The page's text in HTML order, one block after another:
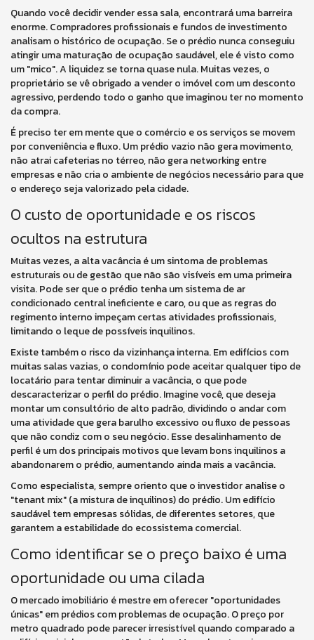
Quando você decidir vender essa sala, encontrará uma barreira
enorme. Compradores profissionais e fundos de investimento
analisam o histórico de ocupação. Se o prédio nunca conseguiu
atingir uma maturação de ocupação saudável, ele é visto como
um "mico". A liquidez se torna quase nula. Muitas vezes, o
proprietário se vê obrigado a vender o imóvel com um desconto
agressivo, perdendo todo o ganho que imaginou ter no momento
da compra.
É preciso ter em mente que o comércio e os serviços se movem
por conveniência e fluxo. Um prédio vazio não gera movimento,
não atrai cafeterias no térreo, não gera networking entre
empresas e não cria o ambiente de negócios necessário para que
o endereço seja valorizado pela cidade.
O custo de oportunidade e os riscos
ocultos na estrutura
Muitas vezes, a alta vacância é um sintoma de problemas
estruturais ou de gestão que não são visíveis em uma primeira
visita. Pode ser que o prédio tenha um sistema de ar
condicionado central ineficiente e caro, ou que as regras do
regimento interno impeçam certas atividades profissionais,
limitando o leque de possíveis inquilinos.
Existe também o risco da vizinhança interna. Em edifícios com
muitas salas vazias, o condomínio pode aceitar qualquer tipo de
locatário para tentar diminuir a vacância, o que pode
descaracterizar o perfil do prédio. Imagine você, que deseja
montar um consultório de alto padrão, dividindo o andar com
uma atividade que gera barulho excessivo ou fluxo de pessoas
que não condiz com o seu negócio. Esse desalinhamento de
perfil é um dos principais motivos que levam bons inquilinos a
abandonarem o prédio, aumentando ainda mais a vacância.
Como especialista, sempre oriento que o investidor analise o
"tenant mix" (a mistura de inquilinos) do prédio. Um edifício
saudável tem empresas sólidas, de diferentes setores, que
garantem a estabilidade do ecossistema comercial.
Como identificar se o preço baixo é uma
oportunidade ou uma cilada
O mercado imobiliário é mestre em oferecer "oportunidades
únicas" em prédios com problemas de ocupação. O preço por
metro quadrado pode parecer irresistível quando comparado a